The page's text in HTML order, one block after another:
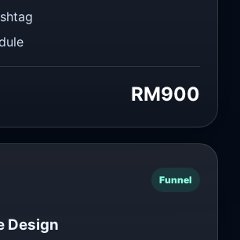
RM900
Funnel
Design